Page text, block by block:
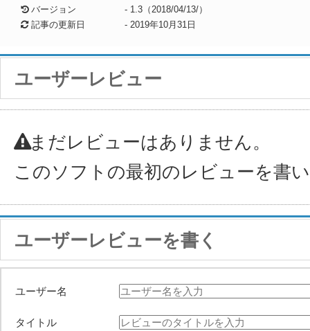
バージョン
- 1.3（2018/04/13/）
記事の更新日
- 2019年10月31日
ユーザーレビュー
まだレビューはありません。
このソフトの最初のレビューを書
ユーザーレビューを書く
ユーザー名
タイトル